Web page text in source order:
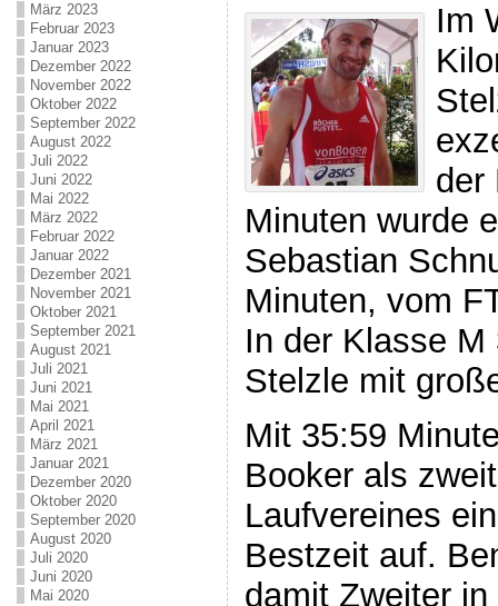
März 2023
Februar 2023
Januar 2023
Dezember 2022
November 2022
Oktober 2022
September 2022
August 2022
Juli 2022
Juni 2022
Mai 2022
März 2022
Februar 2022
Januar 2022
Dezember 2021
November 2021
Oktober 2021
September 2021
August 2021
Juli 2021
Juni 2021
Mai 2021
April 2021
März 2021
Januar 2021
Dezember 2020
Oktober 2020
September 2020
August 2020
Juli 2020
Juni 2020
Mai 2020
Im
der
Minuten wurde
Sebastian
Minuten, vom
In der Klasse
Stelzle mit
Mit 35:59
Booker als
Laufvereines
Bestzeit auf.
damit Zweiter